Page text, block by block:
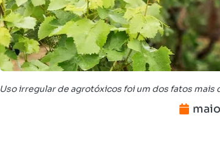
Uso irregular de agrotóxicos foi um dos fatos mais